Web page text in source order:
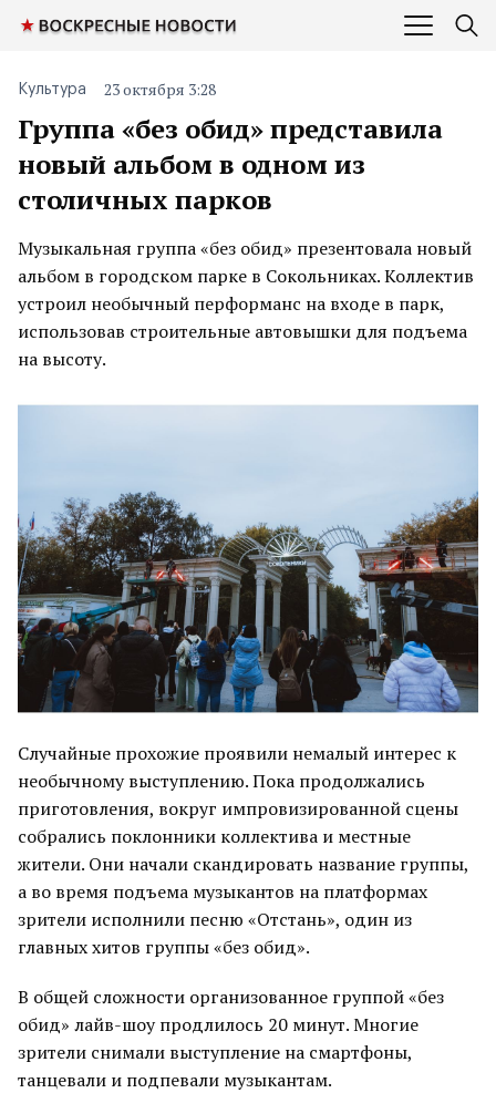
Группа «без обид» представила
новый альбом в одном из
столичных парков
Культура 23 октября 3:28
Музыкальная группа «без обид» презентовала новый
альбом в городском парке в Сокольниках. Коллектив
устроил необычный перформанс на входе в парк,
использовав строительные автовышки для подъема
на высоту.
Случайные прохожие проявили немалый интерес к
необычному выступлению. Пока продолжались
приготовления, вокруг импровизированной сцены
собрались поклонники коллектива и местные
жители. Они начали скандировать название группы,
а во время подъема музыкантов на платформах
зрители исполнили песню «Отстань», один из
главных хитов группы «без обид».
В общей сложности организованное группой «без
обид» лайв-шоу продлилось 20 минут. Многие
зрители снимали выступление на смартфоны,
танцевали и подпевали музыкантам.